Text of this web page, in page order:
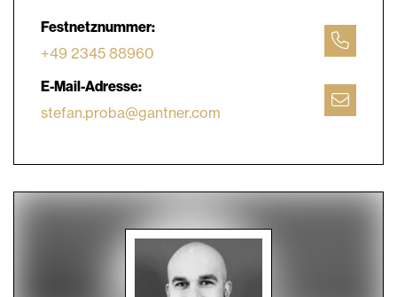
Festnetznummer:
+49 2345 88960
E-Mail-Adresse:
stefan.proba@gantner.com